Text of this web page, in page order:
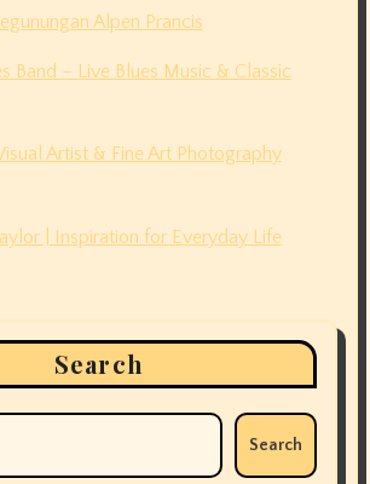
Alpen Prancis
Band – Live Blues Music & Classic
Artist & Fine Art Photography
| Inspiration for Everyday Life
Search
Search